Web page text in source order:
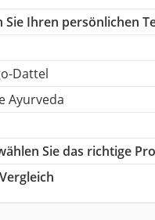
Sie Ihren persönlichen
Dattel
Ayurveda
Sie das richtige